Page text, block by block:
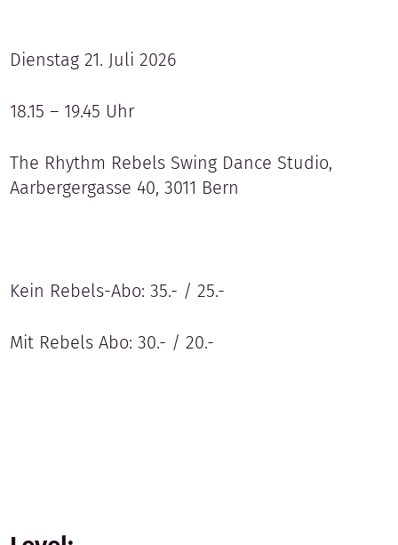
Dienstag 21. Juli 2026
18.15 – 19.45 Uhr
The Rhythm Rebels Swing Dance Studio,
Aarbergergasse 40, 3011 Bern
Kein Rebels-Abo: 35.- / 25.-
Mit Rebels Abo: 30.- / 20.-